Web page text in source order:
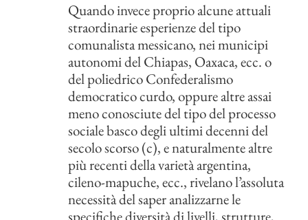
Quando invece proprio alcune attuali
straordinarie esperienze del tipo
comunalista messicano, nei municipi
autonomi del Chiapas, Oaxaca, ecc. o
del poliedrico Confederalismo
democratico curdo, oppure altre assai
meno conosciute del tipo del processo
sociale basco degli ultimi decenni del
secolo scorso (c), e naturalmente altre
più recenti della varietà argentina,
cileno-mapuche, ecc., rivelano l’assoluta
necessità del saper analizzarne le
specifiche diversità di livelli, strutture,